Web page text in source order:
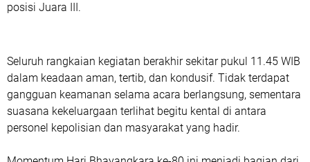
posisi Juara III.
Seluruh rangkaian kegiatan berakhir sekitar pukul 11.45 WIB
dalam keadaan aman, tertib, dan kondusif. Tidak terdapat
gangguan keamanan selama acara berlangsung, sementara
suasana kekeluargaan terlihat begitu kental di antara
personel kepolisian dan masyarakat yang hadir.